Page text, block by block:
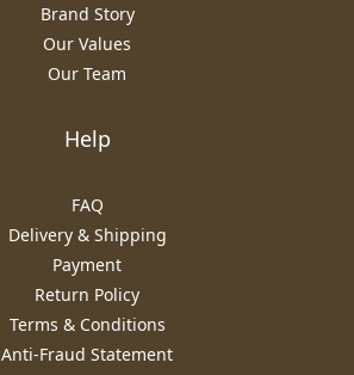
Brand Story
Our Values
Our Team
Help
FAQ
Delivery & Shipping
Payment
Return Policy
Terms & Conditions
Anti-Fraud Statement